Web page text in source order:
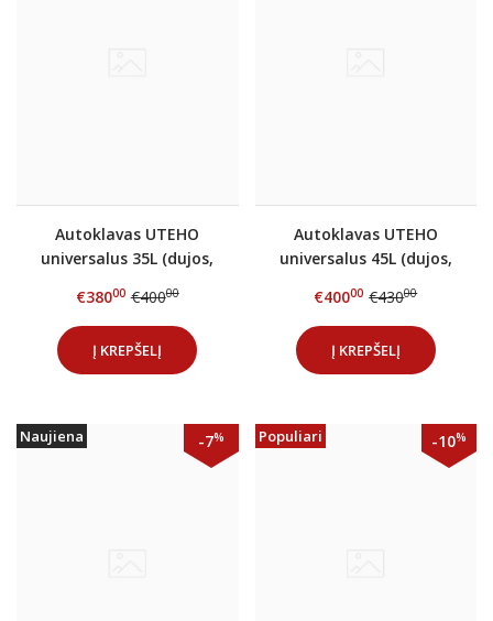
Autoklavas UTEHO
universalus 35L (dujos,
€38000 €40000
Į KREPŠELĮ
Autoklavas UTEHO
universalus 45L (dujos,
€40000 €43000
Į KREPŠELĮ
Naujiena -7% Populiari -10%